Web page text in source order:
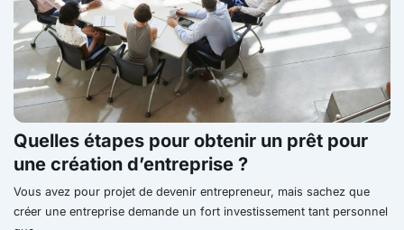
Quelles étapes pour obtenir un prêt pour
une création d’entreprise ?
Vous avez pour projet de devenir entrepreneur, mais sachez que
créer une entreprise demande un fort investissement tant personnel